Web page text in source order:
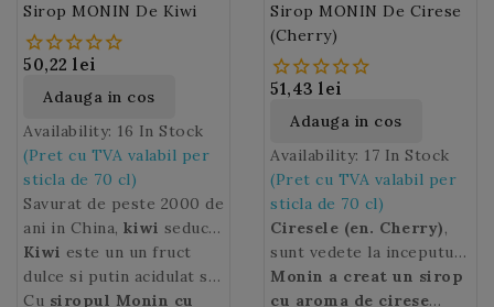
Sirop MONIN De Kiwi
50,22 lei
Adauga in cos
Availability: 16 In Stock
(Pret cu TVA valabil per
sticla de 70 cl)
Savurat de peste 2000 de
ani in China, kiwi seduce
acum intreaga lume.
Numele fructuluikiwi a
fost dat de neo-
Kiwi este un un fruct
dulce si putin acidulat si
se foloseste in deserturi,
Cu siropul Monin cu
Sirop MONIN De Cirese
(Cherry)
51,43 lei
Adauga in cos
Availability: 17 In Stock
(Pret cu TVA valabil per
sticla de 70 cl)
Ciresele (en. Cherry),
sunt vedete la inceputul
anotimpului vara si sunt
fructe rotunde de
Monin a creat un sirop
cu aroma de cirese